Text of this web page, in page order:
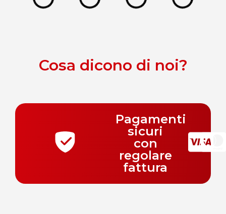
Cosa dicono di noi?
Pagamenti
sicuri
con
regolare
fattura